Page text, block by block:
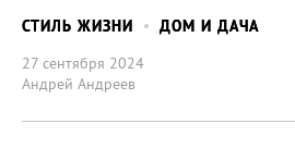
СТИЛЬ ЖИЗНИ
ДОМ И ДАЧА
27 сентября 2024
Андрей Андреев